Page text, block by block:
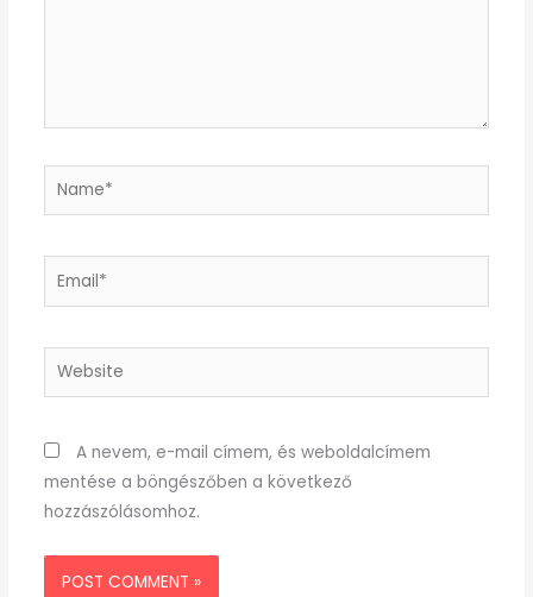
Name*
Email*
Website
A nevem, e-mail címem, és weboldalcímem
mentése a böngészőben a következő
hozzászólásomhoz.